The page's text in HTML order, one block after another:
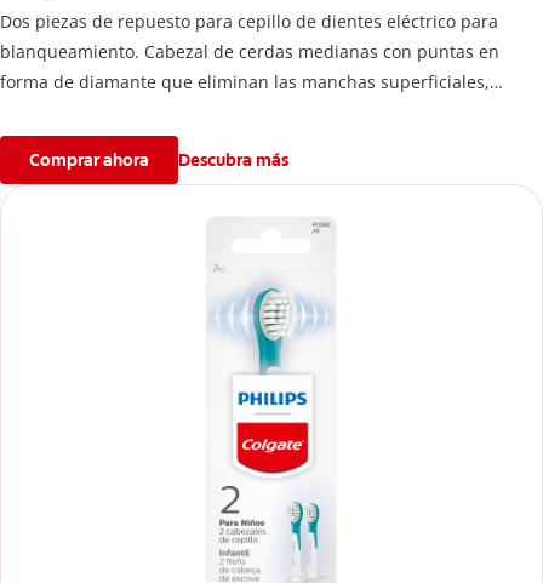
Dos piezas de repuesto para cepillo de dientes eléctrico para
blanqueamiento. Cabezal de cerdas medianas con puntas en
forma de diamante que eliminan las manchas superficiales,
Comprar ahora Descubra más